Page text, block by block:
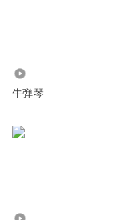
牛弹琴